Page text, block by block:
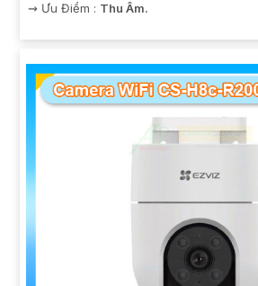
️⇝ Ưu Điểm : Thu Âm.